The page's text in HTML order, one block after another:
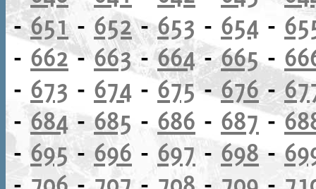
-651- 652-653 - 654 -
- 662-663-664-665-
- 673 - 674 -675- 676-
- 684-685 - 686 - 687-
-695- 696 - 697 - 698 -